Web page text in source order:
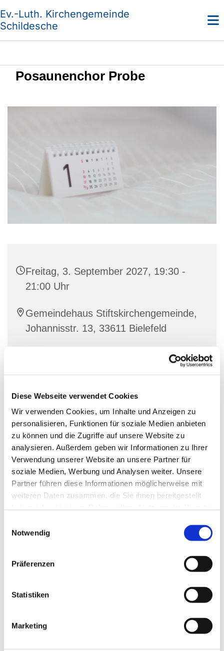
Diese Webseite verwendet Cookies
Wir verwenden Cookies, um Inhalte und Anzeigen zu
personalisieren, Funktionen für soziale Medien anbieten
zu können und die Zugriffe auf unsere Website zu
analysieren. Außerdem geben wir Informationen zu Ihrer
Verwendung unserer Website an unsere Partner für
soziale Medien, Werbung und Analysen weiter. Unsere
Partner führen diese Informationen möglicherweise mit
weiteren Daten zusammen, die Sie ihnen bereitgestellt
Notwendig
Präferenzen
Statistiken
Marketing
Ev.-Luth. Kirchengemeinde
Schildesche
Posaunenchor Probe
Freitag, 3. September 2027, 19:30 -
21:00 Uhr
Gemeindehaus Stiftskirchengemeinde,
Johannisstr. 13, 33611 Bielefeld